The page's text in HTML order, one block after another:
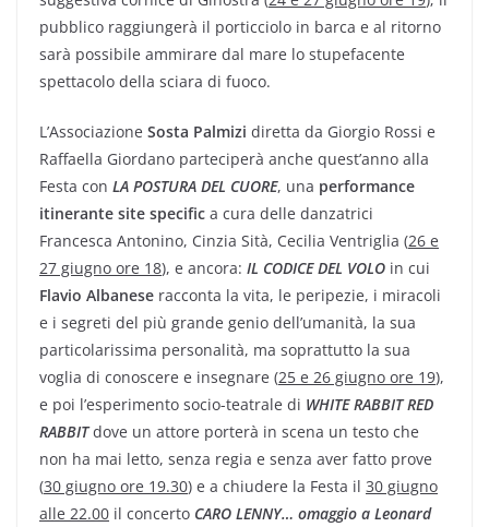
pubblico raggiungerà il porticciolo in barca e al ritorno
sarà possibile ammirare dal mare lo stupefacente
spettacolo della sciara di fuoco.
L’Associazione Sosta Palmizi diretta da Giorgio Rossi e
Raffaella Giordano parteciperà anche quest’anno alla
Festa con LA POSTURA DEL CUORE, una performance
itinerante site specific a cura delle danzatrici
Francesca Antonino, Cinzia Sità, Cecilia Ventriglia (26 e
27 giugno ore 18), e ancora: IL CODICE DEL VOLO in cui
Flavio Albanese racconta la vita, le peripezie, i miracoli
e i segreti del più grande genio dell’umanità, la sua
particolarissima personalità, ma soprattutto la sua
voglia di conoscere e insegnare (25 e 26 giugno ore 19),
e poi l’esperimento socio-teatrale di WHITE RABBIT RED
RABBITdove un attore porterà in scena un testo che
non ha mai letto, senza regia e senza aver fatto prove
(30 giugno ore 19.30) e a chiudere la Festa il 30 giugno
alle 22.00 il concerto CARO LENNY… omaggio a Leonard